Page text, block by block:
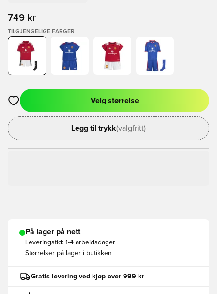
749 kr
TILGJENGELIGE FARGER
Åpner en Modal for å logge inn eller registrere deg som
Velg størrelse
Legg til trykk(valgfritt)
På lager på nett
Leveringstid: 1-4 arbeidsdager
Størrelser på lager i butikken
Gratis levering ved kjøp over 999 kr